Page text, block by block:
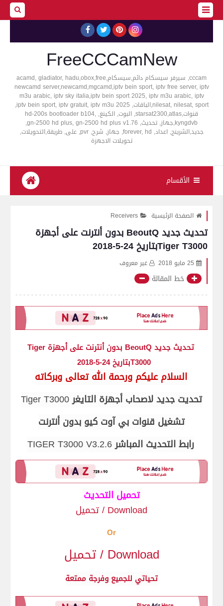
FreeCCCamNew
cccam, سيرفر سيسكام دائم,سيسكام,acamd, gladiator, hadu,obox,free
newcamd server,newcamd,mgcamd,iptv bein sport, iptv free server, iptv
m3u arabic, iptv sky italia,iptv bein sport 2025, iptv m3u arabic, iptv
nilesat, nilesat, sport,الباقات, iptv bein sport, iptv gratuit, iptv m3u 2025,
قنوات,starsat2300,atlas, البوت, الكينغ, hd-200s bootloader b104,
kyngdvb,جهاز, تحديث, gn-2500 hd plus, gn-2500 hd plus v1.76,
جديد,الشرينج, اعداد, forever, hd, جهاز, شرح, pvr, على, طريقة,التحويلات,
تحويلات الاجهزة
الأقسام
الصفحة الرئيسية Receivers
تحديث جديد BeoutQ بدون أنترنت على أجهزة
Tiger T3000بتاريخ 24-5-2018
25 مايو 2018 غير معروف
خط المقالة
تحديث جديد BeoutQ بدون أنترنت على أجهزة Tiger
T3000بتاريخ 24-5-2018
السلام عليكم ورحمة الله تعالى وبركاته
تحديت جديد لاصحاب أجهزة التايغرTiger T3000
تشغيل قنوات بي آوت كيو بدون أنترنت
رابط التحديث المباشرTIGER T3000 V3.2.6
تحميل التحديث
Download / تحميل
Or
Download / تحميل
تحياتي للجميع وفرجة ممتعة